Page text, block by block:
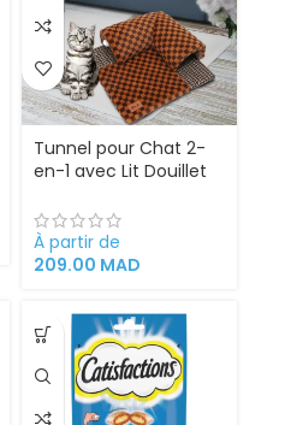
Tunnel pour Chat 2-
en-1 avec Lit Douillet
Couchage Interactif
Antidérapant en
Suédine pour Chats et
À partir de
209.00 MAD